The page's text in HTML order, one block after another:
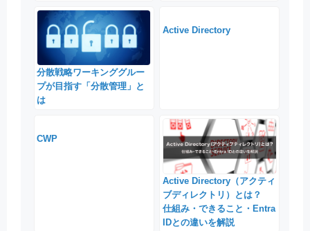
分散戦略ワーキンググルー
プが目指す「分散管理」と
は
Active Directory
CWP
Active Directory（アクティ
ブディレクトリ）とは？
仕組み・できること・Entra
IDとの違いを解説